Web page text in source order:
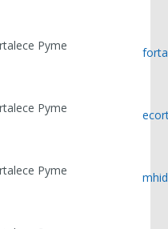
Pyme
Pyme
Pyme